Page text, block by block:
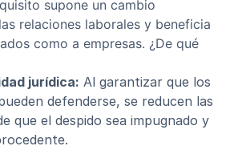
supone un cambio
relaciones laborales y beneficia
como a empresas. ¿De qué
jurídica: Al garantizar que los
defenderse, se reducen las
que el despido sea impugnado y